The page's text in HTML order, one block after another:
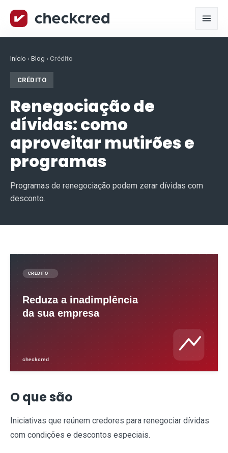
Início ›Blog ›Crédito
CRÉDITO
Renegociação de
dívidas: como
aproveitar mutirões e
programas
Programas de renegociação podem zerar dívidas com
desconto.
O que são
Iniciativas que reúnem credores para renegociar dívidas
com condições e descontos especiais.